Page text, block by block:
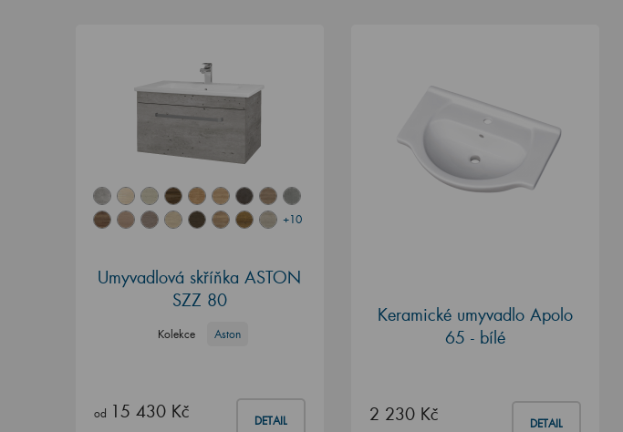
+10
Umyvadlová skříňka ASTON
SZZ 80
Kolekce Aston
od 15 430 Kč DETAIL
Keramické umyvadlo Apolo
65 - bílé
2 230 Kč DETAIL